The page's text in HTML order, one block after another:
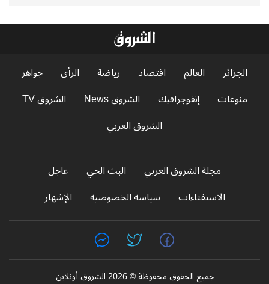
الجزائر العالم اقتصاد رياضة الرأي
جواهر
منوعات
إنفوجرافيك الشروق News
الشروق TV
الشروق العربي
مجلة الشروق العربي البث الحي
عاجل
الاستفتاءات
سياسة الخصوصية الإشهار
جميع الحقوق محفوظة © 2026 الشروق أونلاين